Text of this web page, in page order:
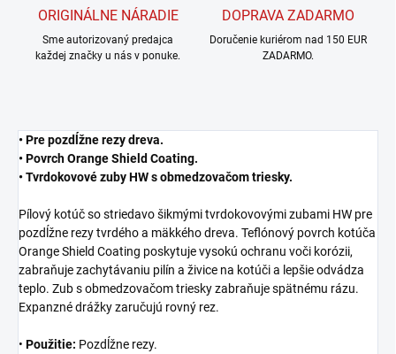
ORIGINÁLNE NÁRADIE
Sme autorizovaný predajca
každej značky u nás v ponuke.
DOPRAVA ZADARMO
Doručenie kuriérom nad 150 EUR
ZADARMO.
• Pre pozdĺžne rezy dreva.
• Povrch Orange Shield Coating.
• Tvrdokovové zuby HW s obmedzovačom triesky.
Pílový kotúč so striedavo šikmými tvrdokovovými zubami HW pre
pozdĺžne rezy tvrdého a mäkkého dreva. Teflónový povrch kotúča
Orange Shield Coating poskytuje vysokú ochranu voči korózii,
zabraňuje zachytávaniu pilín a živice na kotúči a lepšie odvádza
teplo. Zub s obmedzovačom triesky zabraňuje spätnému rázu.
Expanzné drážky zaručujú rovný rez.
• Použitie: Pozdĺžne rezy.